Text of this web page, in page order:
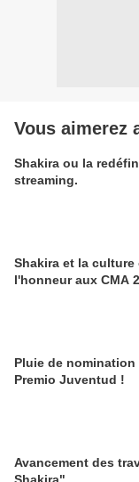
Vous aimerez
Shakira ou la
streaming.
Shakira et la culture
l'honneur aux CMA
Pluie de
Premio Juventud !
Avancement des